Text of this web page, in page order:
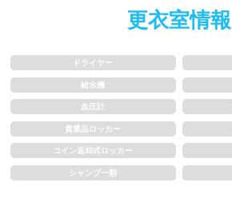
更衣室情報
ドライヤー
給水機
血圧計
貴重品ロッカー
コイン返却式ロッカー
シャンプー類
飛び込み練習OK フィ
スクール
子供向け水泳教室 大人